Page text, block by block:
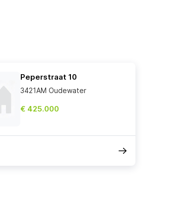
Peperstraat 10
3421AM Oudewater
€ 425.000